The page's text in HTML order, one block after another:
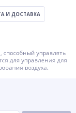
И ДОСТАВКА
управлять
для управления для
воздуха.